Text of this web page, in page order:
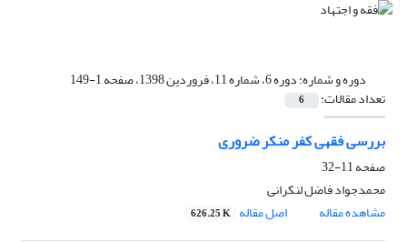
دوره و شماره:دوره 6، شماره 11، فروردین 1398، صفحه 1-149
تعداد مقالات: 6
بررسی فقهی کفر منکر ضروری
صفحه11-32
محمدجواد فاضل لنکرانی
مشاهده مقاله
اصل مقاله 626.25 K